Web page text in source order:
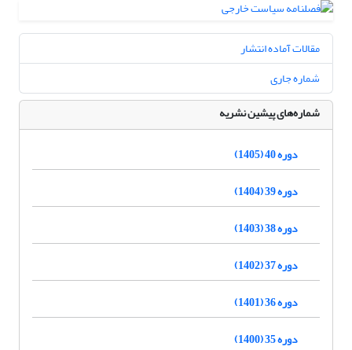
مقالات آماده انتشار
شماره جاری
شماره‌های پیشین نشریه
دوره 40 (1405)
دوره 39 (1404)
دوره 38 (1403)
دوره 37 (1402)
دوره 36 (1401)
دوره 35 (1400)